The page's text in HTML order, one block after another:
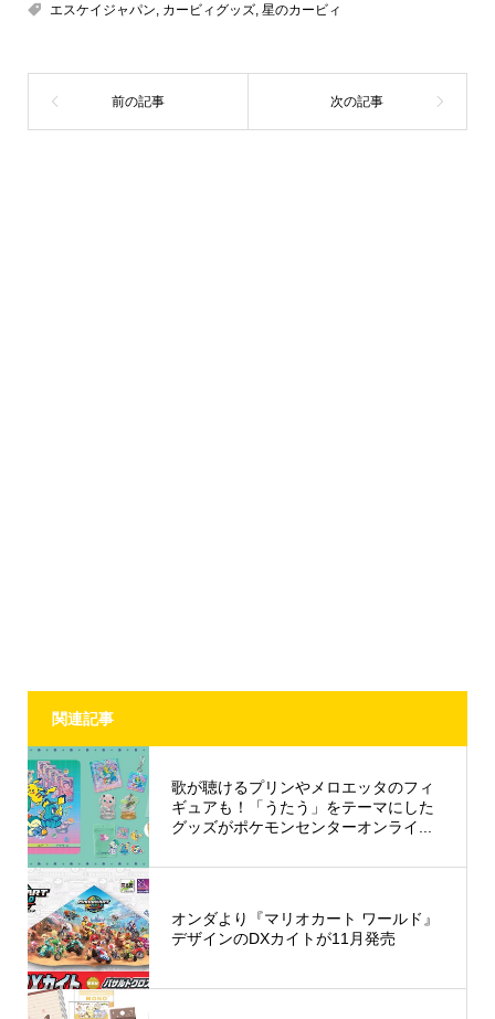
エスケイジャパン カービィグッズ, 星のカービィ
関連記事
歌が聴けるプリンやメロエッタのフィ
ギュアも！「うたう」をテーマにした
グッズがポケモンセンターオンライ...
オンダより『マリオカート ワールド』
デザインのDXカイトが11月発売